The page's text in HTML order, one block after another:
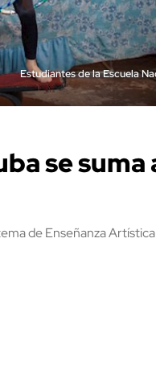
Estudiantes de la Escuela
se suma
de Enseñanza